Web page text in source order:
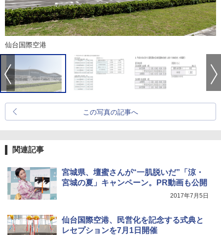
仙台国際空港
この写真の記事へ
関連記事
宮城県、壇蜜さんが“一肌脱いだ”「涼・
宮城の夏」キャンペーン。PR動画も公開
2017年7月5日
仙台国際空港、民営化を記念する式典と
レセプションを7月1日開催